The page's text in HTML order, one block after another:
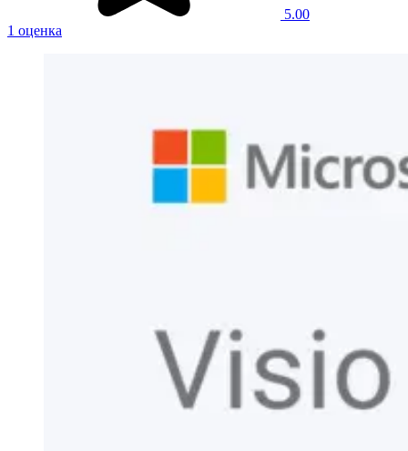
5.00
1 оценка